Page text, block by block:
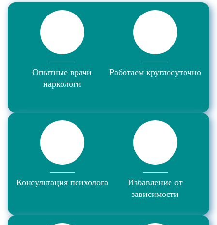
Опытные врачи
наркологи
Работаем круглосуточно
Консультация психолога
Избавление от
зависимости